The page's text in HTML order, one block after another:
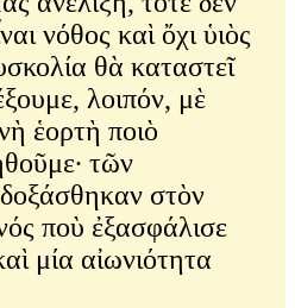
νόθος καὶ ὄχι ὑιὸς
θὰ καταστεῖ
λοιπόν, μὲ
ἑορτὴ ποιὸ
τῶν
στὸν
ποὺ ἐξασφάλισε
μία αἰωνιότητα